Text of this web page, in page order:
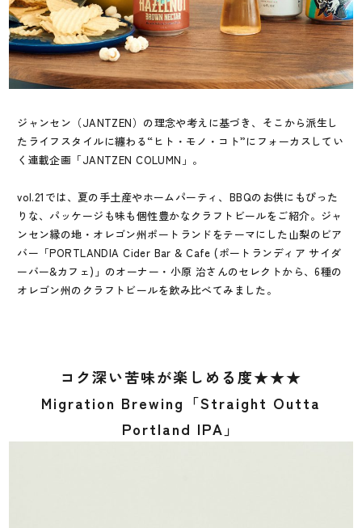
ジャンセン（JANTZEN）の理念や考えに基づき、そこから派生し
たライフスタイルに纏わる“ヒト・モノ・コト”にフォーカスしてい
く連載企画「JANTZEN COLUMN」。
vol.21では、夏の手土産やホームパーティ、BBQのお供にもぴった
りな、パッケージも味も個性豊かなクラフトビールをご紹介。ジャ
ンセン縁の地・オレゴン州ポートランドをテーマにした山梨のビア
バー「PORTLANDIA Cider Bar & Cafe (ポートランディア サイダ
ーバー&カフェ)」のオーナー・小原 治さんのセレクトから、6種の
オレゴン州のクラフトビールを飲み比べてみました。
コク深い苦味が楽しめる度★★★
Migration Brewing「Straight Outta
Portland IPA」